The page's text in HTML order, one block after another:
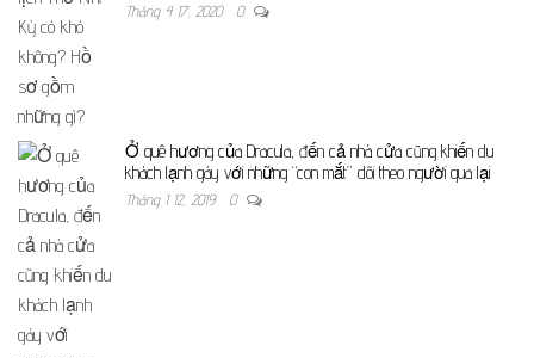
Tháng 4 17, 2020 0
Ở quê hương của Dracula, đến cả nhà cửa cũng khiến du
khách lạnh gáy với những “con mắt” dõi theo người qua lại
Tháng 1 12, 2019 0